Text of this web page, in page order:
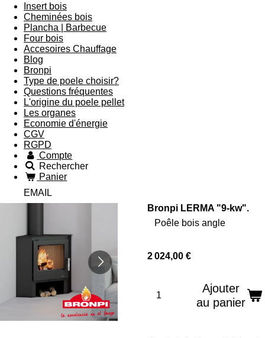
Insert bois
Cheminées bois
Plancha | Barbecue
Four bois
Accesoires Chauffage
Blog
Bronpi
Type de poele choisir?
Questions fréquentes
L'origine du poele pellet
Les organes
Economie d'énergie
CGV
RGPD
Compte
Rechercher
Panier
EMAIL
Bronpi LERMA "9-kw".
Poêle bois angle
2 024,00 €
Ajouter
au panier